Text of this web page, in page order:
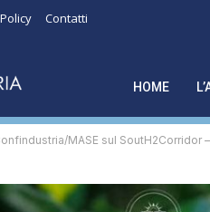
Contatti
HOME
MASE sul SoutH2Corridor